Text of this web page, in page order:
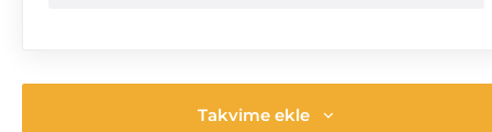
Takvime ekle